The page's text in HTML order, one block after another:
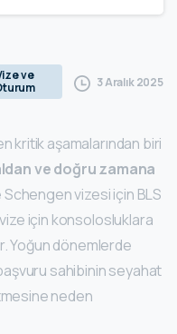
ve
3 Aralık 2025
kritik aşamalarından biri
ve doğru zamana
vizesi için BLS
için konsolosluklara
Yoğun dönemlerde
sahibinin seyahat
neden